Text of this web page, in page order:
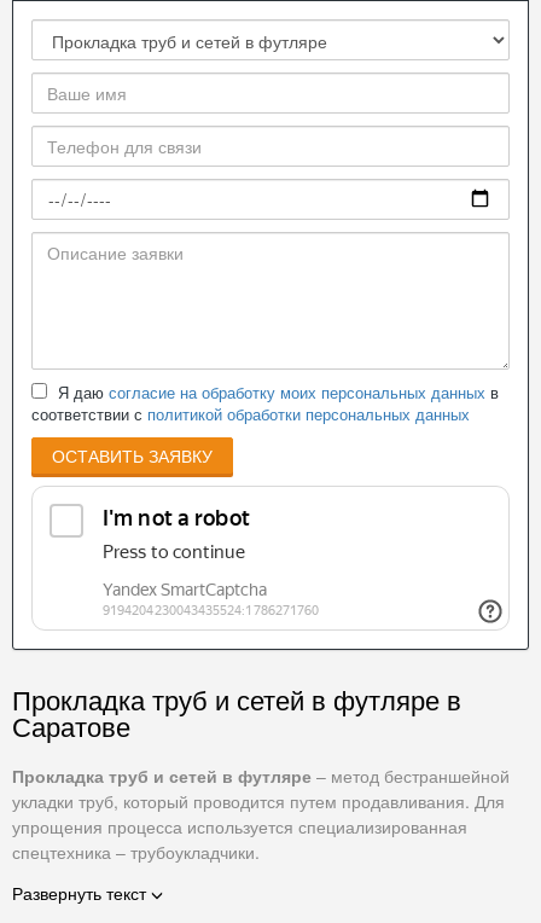
Я даю согласие на обработку моих персональных данных в
соответствии с политикой обработки персональных данных
ОСТАВИТЬ ЗАЯВКУ
Прокладка труб и сетей в футляре в
Саратове
Прокладка труб и сетей в футляре – метод бестраншейной
укладки труб, который проводится путем продавливания. Для
упрощения процесса используется специализированная
спецтехника – трубоукладчики.
Методика прокладки труб в футляре реализуется по
Развернуть текст